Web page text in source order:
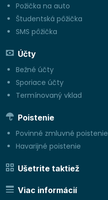
Požička na auto
Študentská pôžička
SMS pôžička
Účty
Bežné účty
Sporiace účty
Termínovaný vklad
Poistenie
Povinné zmluvné poistenie
Havarijné poistenie
Ušetrite taktiež
Viac informácií